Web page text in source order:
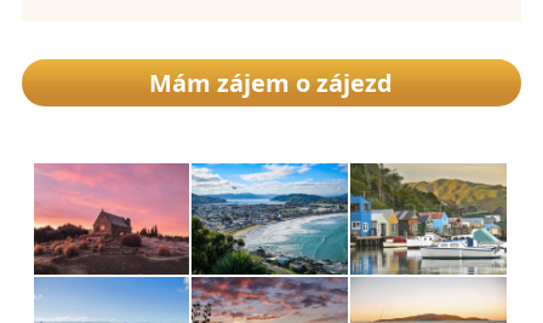
Mám zájem o zájezd